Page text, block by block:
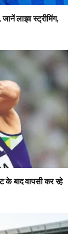
लाइव स्ट्रीमिंग,
के बाद वापसी कर रहे